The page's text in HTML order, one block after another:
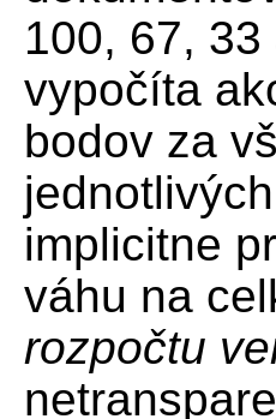
100, 67,
vypočíta
bodov za
implicitne
váhu na
rozpočtu